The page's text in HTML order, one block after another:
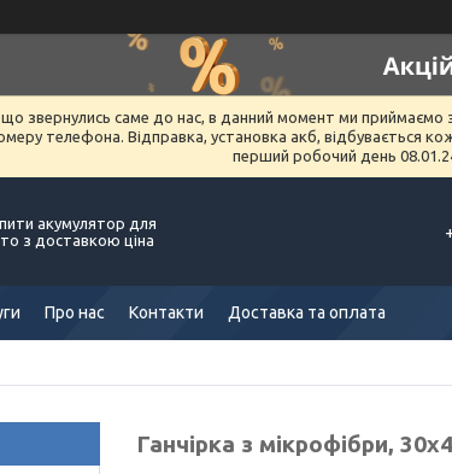
звернулись саме до нас, в данний момент ми приймаємо
телефона. Відправка, установка акб, відбувається
перший робочий день
акумулятор для
з доставкою ціна
Про нас Контакти Доставка та оплата
Ганчірка з мікрофібри,